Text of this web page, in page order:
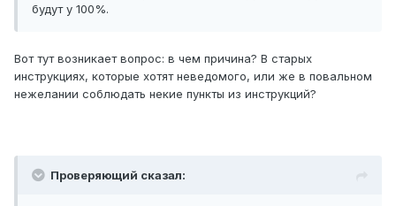
будут у 100%.
Вот тут возникает вопрос: в чем причина? В старых
инструкциях, которые хотят неведомого, или же в повальном
нежелании соблюдать некие пункты из инструкций?
Проверяющий сказал: